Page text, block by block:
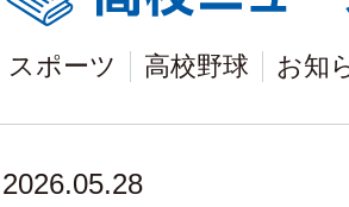
スポーツ 高校野球 お知
2026.05.28